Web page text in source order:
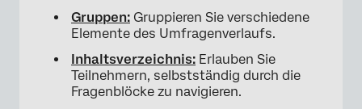
Gruppen: Gruppieren Sie verschiedene
Elemente des Umfragenverlaufs.
Inhaltsverzeichnis: Erlauben Sie
Teilnehmern, selbstständig durch die
Fragenblöcke zu navigieren.